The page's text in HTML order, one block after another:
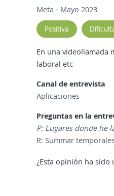
Meta · Mayo 2023
Positiva
En una videollamada
laboral etc
Canal de entrevista
Aplicaciones
Preguntas en la
P: Lugares donde he
R: Summar
¿Esta opinión ha sido